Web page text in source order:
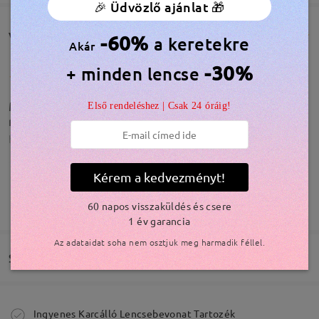
Modellinformáció
Vásárlói vélemények(82)
Minden rendben van. Gyors szállítás, elvárt
minőség :)
by Varróné György Sára on Nov 22 , 2025
Rendben
by Julianna onNov 12 , 2025
TOVÁBBIAK MEGJELENÍTÉSE
Szállítás
Megrendelés leadva
Ingyenes Karcálló Lencsebevonat Tartozék
🎉 Üdvözlő ajánlat 🎁
Akár -60% a keretekre
+ minden lencse -30%
Első rendeléshez | Csak 24 óráig!
Kérem a kedvezményt!
60 napos visszaküldés és csere
1 év garancia
Az adataidat soha nem osztjuk meg harmadik féllel.